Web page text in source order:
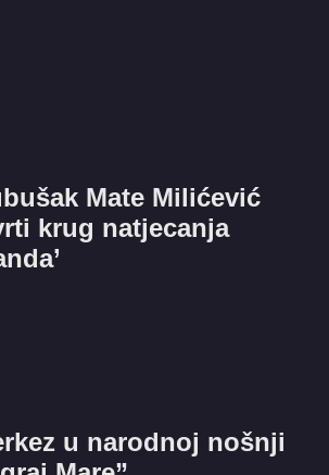
Mate Milićević
krug natjecanja
u narodnoj nošnji